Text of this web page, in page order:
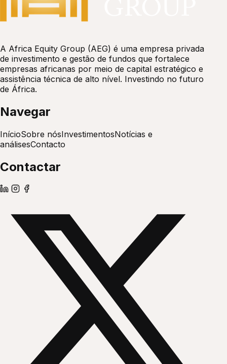
A Africa Equity Group (AEG) é uma empresa privada
de investimento e gestão de fundos que fortalece
empresas africanas por meio de capital estratégico e
assistência técnica de alto nível. Investindo no futuro
de África.
Navegar
InícioSobre nósInvestimentosNotícias e
análisesContacto
Contactar